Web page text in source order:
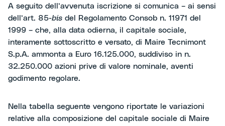
A seguito dell’avvenuta iscrizione si comunica – ai sensi
dell’art. 85-bis del Regolamento Consob n. 11971 del
1999 – che, alla data odierna, il capitale sociale,
interamente sottoscritto e versato, di Maire Tecnimont
S.p.A. ammonta a Euro 16.125.000, suddiviso in n.
32.250.000 azioni prive di valore nominale, aventi
godimento regolare.
Nella tabella seguente vengono riportate le variazioni
relative alla composizione del capitale sociale di Maire